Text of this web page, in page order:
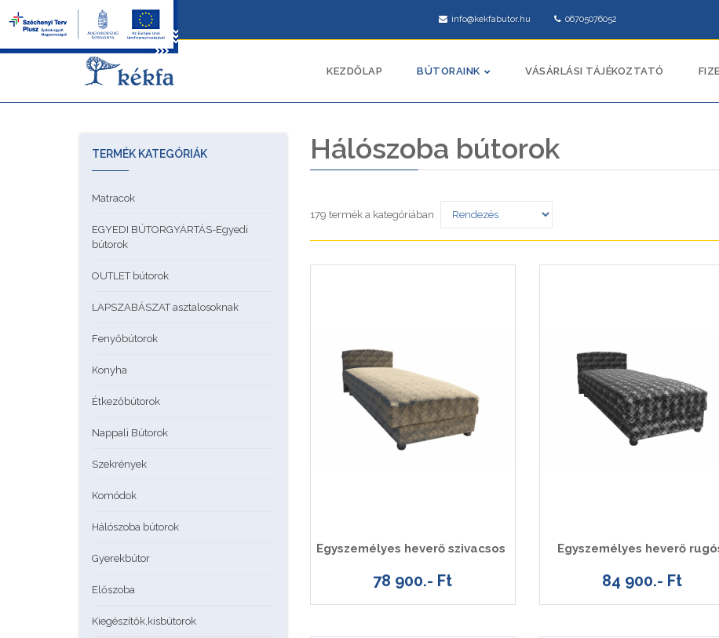
info@kekfabutor.hu 06705076052
KEZDŐLAP BÚTORAINK VÁSÁRLÁSI TÁJÉKOZTATÓ
Hálószoba bútorok
179 termék a kategóriában
Egyszemélyes heverő szivacsos
78 900.- Ft
Egyszemélyes heverő
84 900.- Ft
TERMÉK KATEGÓRIÁK
Matracok
EGYEDI BÚTORGYÁRTÁS-Egyedi
bútorok
OUTLET bútorok
LAPSZABÁSZAT asztalosoknak
Fenyőbútorok
Konyha
Étkezőbútorok
Nappali Bútorok
Szekrények
Komódok
Hálószoba bútorok
Gyerekbútor
Előszoba
Kiegészítők,kisbútorok